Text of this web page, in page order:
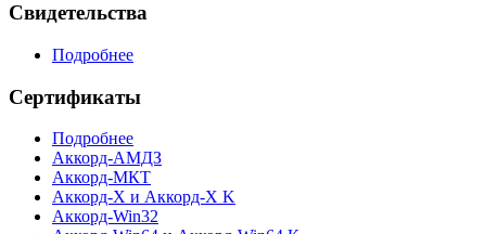
Свидетельства
Подробнее
Сертификаты
Подробнее
Аккорд-АМДЗ
Аккорд-МКТ
Аккорд-Х и Аккорд-Х K
Аккорд-Win32